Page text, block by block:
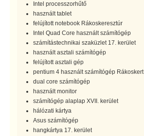
Intel processzorhűtő
használt tablet
felújított notebook Rákoskeresztúr
Intel Quad Core használt számítógép
számítástechnikai szaküzlet 17. kerület
használt asztali számítógép
felújított asztali gép
pentium 4 használt számítógép Rákoskert
dual core számítógép
használt monitor
számítógép alaplap XVII. kerület
hálózati kártya
Asus számítógép
hangkártya 17. kerület